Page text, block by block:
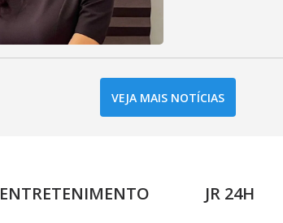
VEJA MAIS NOTÍCIAS
ENTRETENIMENTO JR 24H